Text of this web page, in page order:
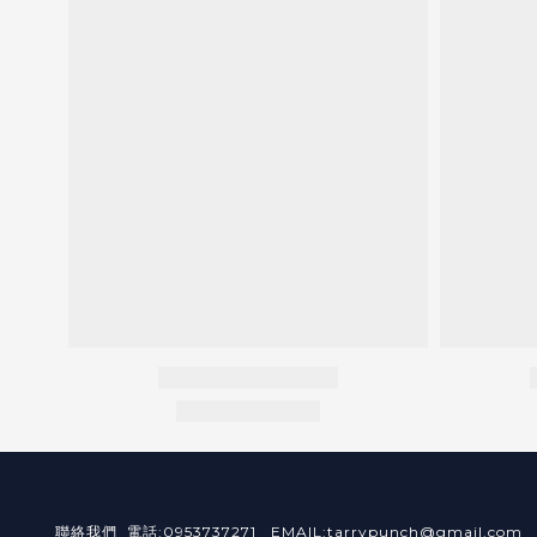
聯絡我們 電話:0953737271 EMAIL:tarrypunch@gmail.com